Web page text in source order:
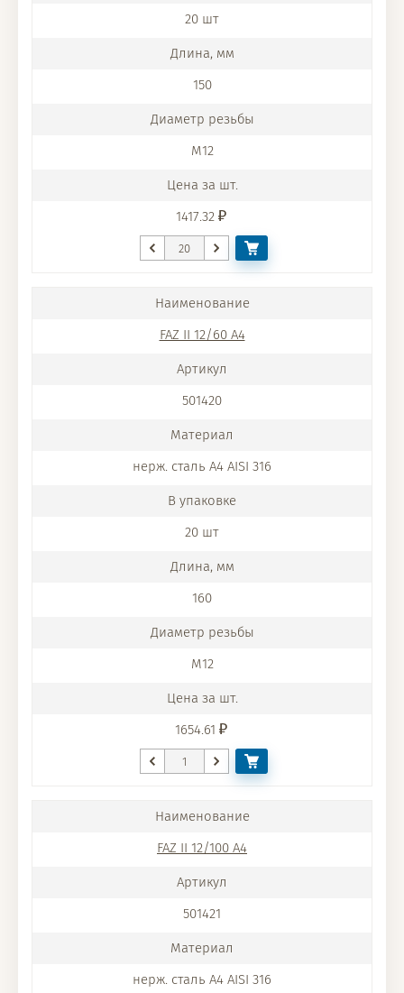
20 шт
150
M12
1417.32
FAZ II 12/60 A4
501420
нерж. сталь A4 AISI 316
20 шт
160
M12
1654.61
FAZ II 12/100 A4
501421
нерж. сталь A4 AISI 316